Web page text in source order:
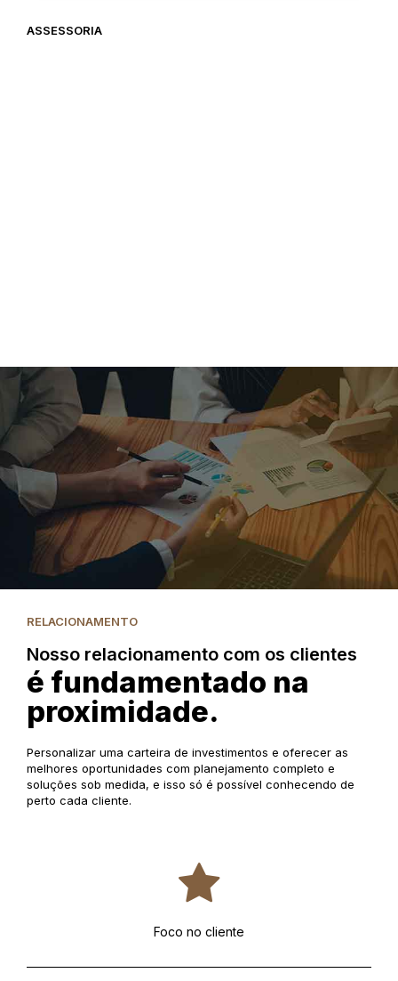
ASSESSORIA
RELACIONAMENTO
Nosso relacionamento com os clientes
é fundamentado na
proximidade.
Personalizar uma carteira de investimentos e oferecer as
melhores oportunidades com planejamento completo e
soluções sob medida, e isso só é possível conhecendo de
perto cada cliente.
Foco no cliente